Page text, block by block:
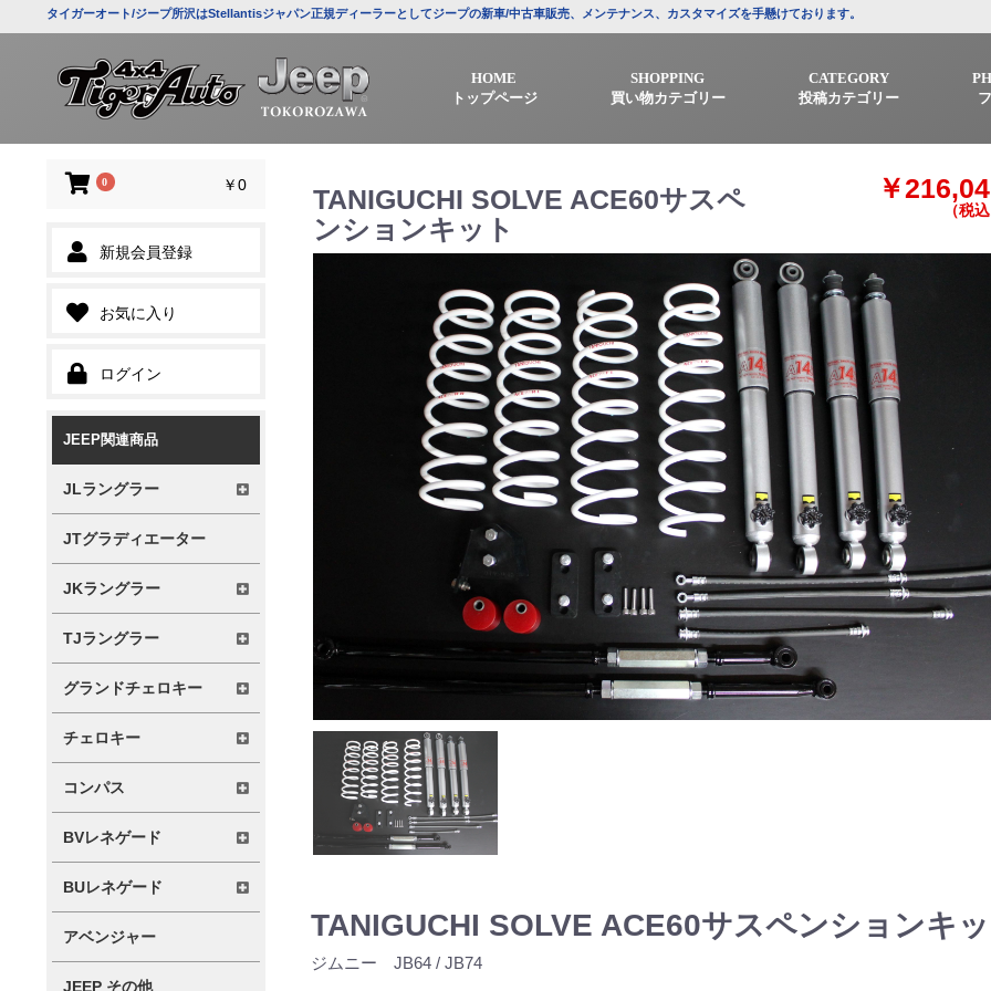
タイガーオート/ジープ所沢はStellantisジャパン正規ディーラーとしてジープの新車/中古車販売、メンテナンス、カスタマイズを手懸けております。
HOME
トップページ
SHOPPING
買い物カテゴリー
CATEGORY
投稿カテゴリー
0 ￥0
新規会員登録
お気に入り
ログイン
JEEP関連商品
JLラングラー
JTグラディエーター
JKラングラー
TJラングラー
グランドチェロキー
チェロキー
コンパス
BVレネゲード
BUレネゲード
アベンジャー
JEEP その他
TANIGUCHI SOLVE ACE60サスペ
ンションキット
￥
（税
TANIGUCHI SOLVE ACE60サスペンションキ
ジムニー JB64 / JB74